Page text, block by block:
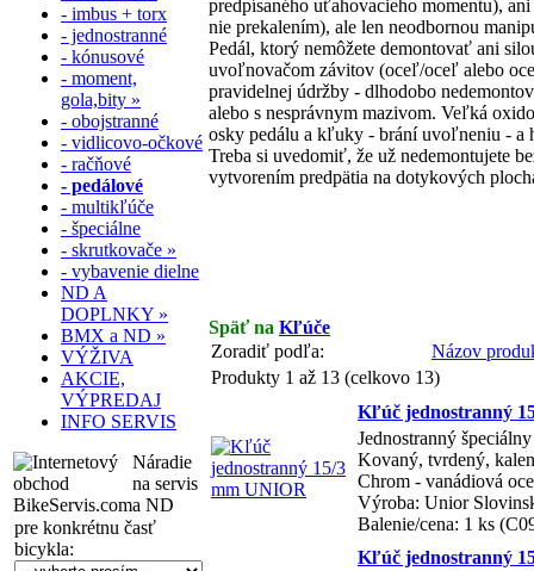
- imbus + torx
- jednostranné
- kónusové
- moment,
gola,bity »
- obojstranné
- vidlicovo-očkové
- račňové
- pedálové
- multikľúče
- špeciálne
- skrutkovače »
- vybavenie dielne
ND A
DOPLNKY »
BMX a ND »
VÝŽIVA
AKCIE,
VÝPREDAJ
INFO SERVIS
Náradie
na servis
a ND
pre konkrétnu časť
bicykla:
predpísaného uťahovacieho momentu),
nie prekalením), ale len neodbornou
Pedál, ktorý nemôžete demontovať ani
uvoľnovačom závitov (oceľ/oceľ alebo
pravidelnej údržby - dlhodobo
alebo s nesprávnym mazivom. Veľká
osky pedálu a kľuky - brání uvoľneniu - a
Treba si uvedomiť, že už nedemontujete
vytvorením predpätia na dotykových
Späť na Kľúče
Zoradiť podľa:
Názov
Produkty 1 až 13 (celkovo 13)
Kľúč jednostranný
Jednostranný
Kovaný, tvrdený,
Chrom - vanádiová
Výroba: Unior
Balenie/cena: 1 ks
Kľúč jednostranný